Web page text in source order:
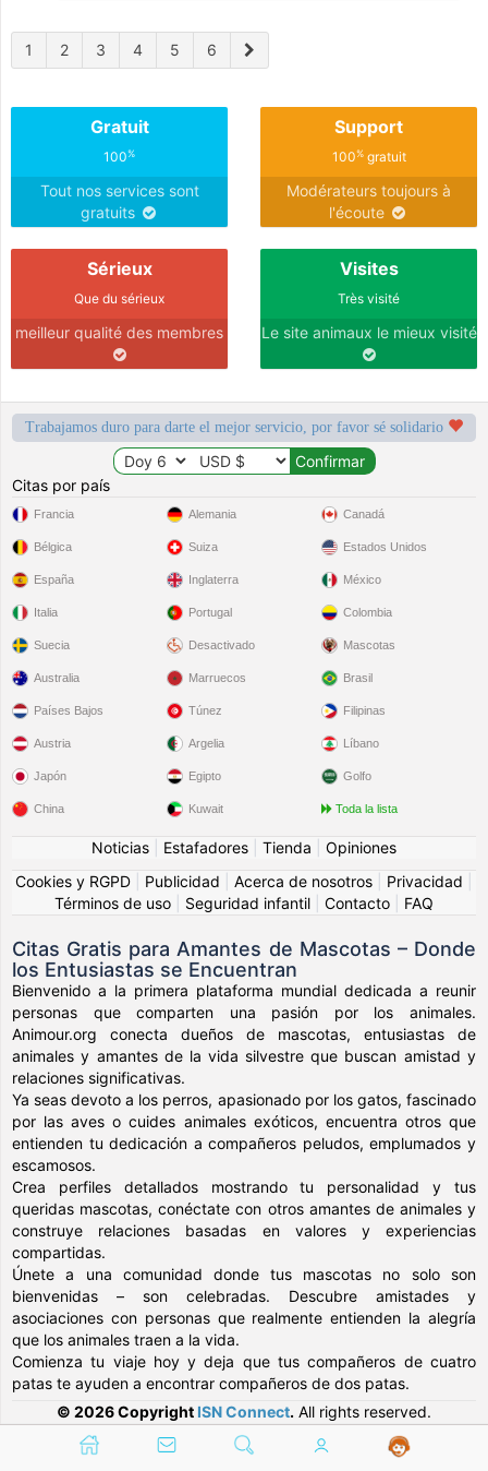
1 2 3 4 5 6
Gratuit
100%
Tout nos services sont
gratuits
Support
100%gratuit
Modérateurs toujours à
l'écoute
Sérieux
Que du sérieux
meilleur qualité des membres
Visites
Très visité
Le site animaux le mieux visité
Trabajamos duro para darte el mejor servicio, por favor sé solidario
Citas por país
Francia
Bélgica
España
Italia
Suecia
Alemania
Suiza
Inglaterra
Portugal
Desactivado
Canadá
Estados Unidos
México
Colombia
Mascotas
Australia
Países Bajos
Austria
Japón
China
Marruecos
Túnez
Argelia
Egipto
Kuwait
Brasil
Filipinas
Líbano
Golfo
Toda la lista
Noticias Estafadores Tienda
Opiniones
Cookies y RGPD
Publicidad Acerca de nosotros Privacidad
Términos de uso
Seguridad infantil Contacto FAQ
Citas Gratis para Amantes de Mascotas – Donde
los Entusiastas se Encuentran
Bienvenido a la primera plataforma mundial dedicada a reunir
personas que comparten una pasión por los animales.
Animour.org conecta dueños de mascotas, entusiastas de
animales y amantes de la vida silvestre que buscan amistad y
relaciones significativas.
Ya seas devoto a los perros, apasionado por los gatos, fascinado
por las aves o cuides animales exóticos, encuentra otros que
entienden tu dedicación a compañeros peludos, emplumados y
escamosos.
Crea perfiles detallados mostrando tu personalidad y tus
queridas mascotas, conéctate con otros amantes de animales y
construye relaciones basadas en valores y experiencias
compartidas.
Únete a una comunidad donde tus mascotas no solo son
bienvenidas – son celebradas. Descubre amistades y
asociaciones con personas que realmente entienden la alegría
que los animales traen a la vida.
Comienza tu viaje hoy y deja que tus compañeros de cuatro
patas te ayuden a encontrar compañeros de dos patas.
© 2026 Copyright ISN Connect. All rights reserved.